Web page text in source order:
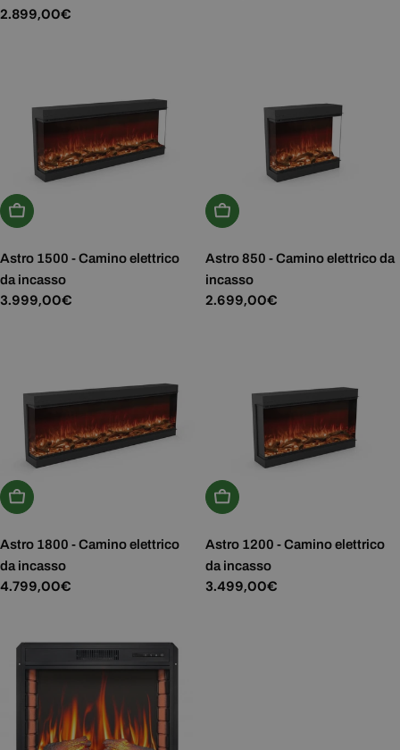
Prezzo
2.899,00€
Aggiungi Al Carrello
Astro 1500 - Camino elettrico
da incasso
Prezzo
3.999,00€
Aggiungi Al Carrello
Astro 850 - Camino elettrico da
incasso
Prezzo
2.699,00€
Aggiungi Al Carrello
Astro 1800 - Camino elettrico
da incasso
Prezzo
4.799,00€
Aggiungi Al Carrello
Astro 1200 - Camino elettrico
da incasso
Prezzo
3.499,00€